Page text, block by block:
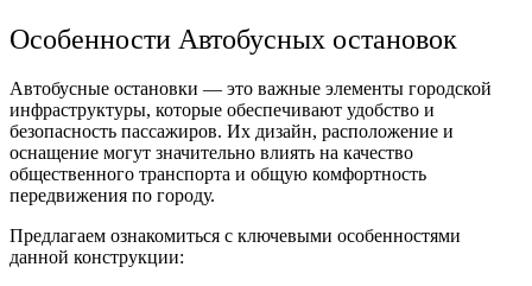
Особенности Автобусных остановок
Автобусные остановки — это важные элементы городской
инфраструктуры, которые обеспечивают удобство и
безопасность пассажиров. Их дизайн, расположение и
оснащение могут значительно влиять на качество
общественного транспорта и общую комфортность
передвижения по городу.
Предлагаем ознакомиться с ключевыми особенностями
данной конструкции: